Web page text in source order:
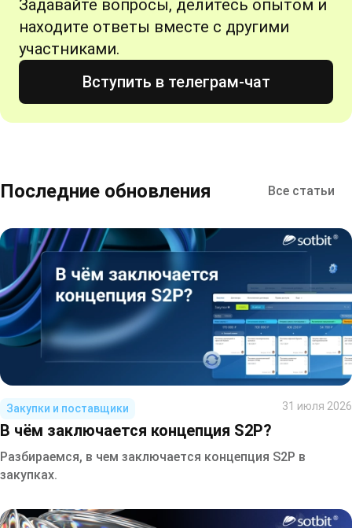
Задавайте вопросы, делитесь опытом и
находите ответы вместе с другими
участниками.
Вступить в телеграм-чат
Последние обновления Все статьи
Закупки и поставщики 31 июля 2026
В чём заключается концепция S2P?
Разбираемся, в чем заключается концепция S2P в
закупках.